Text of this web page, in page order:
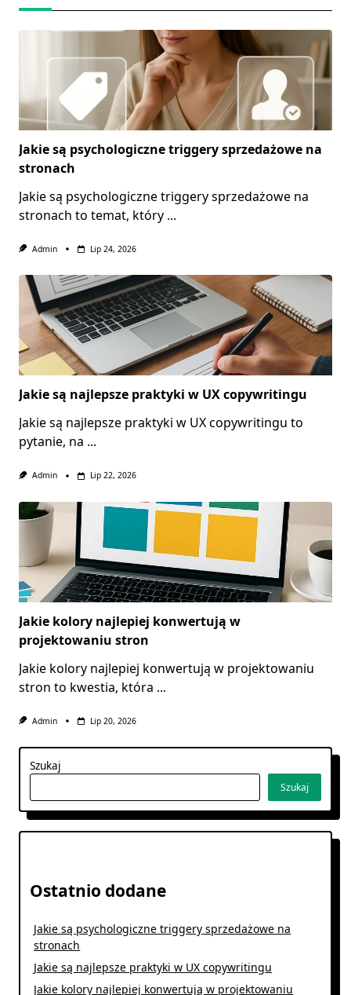
Jakie są psychologiczne triggery sprzedażowe na
stronach
Jakie są psychologiczne triggery sprzedażowe na
stronach to temat, który ...
Admin Lip 24, 2026
Jakie są najlepsze praktyki w UX copywritingu
Jakie są najlepsze praktyki w UX copywritingu to
pytanie, na ...
Admin Lip 22, 2026
Jakie kolory najlepiej konwertują w
projektowaniu stron
Jakie kolory najlepiej konwertują w projektowaniu
stron to kwestia, która ...
Admin Lip 20, 2026
Szukaj
Szukaj
Ostatnio dodane
Jakie są psychologiczne triggery sprzedażowe na
stronach
Jakie są najlepsze praktyki w UX copywritingu
Jakie kolory najlepiej konwertują w projektowaniu